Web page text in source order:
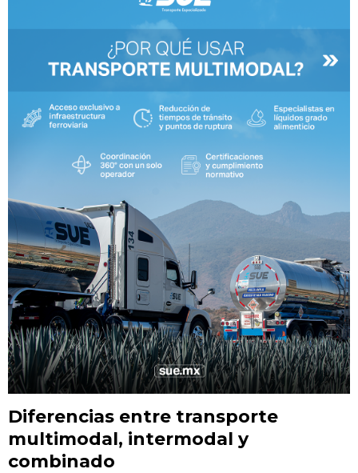
Diferencias entre transporte
multimodal, intermodal y
combinado